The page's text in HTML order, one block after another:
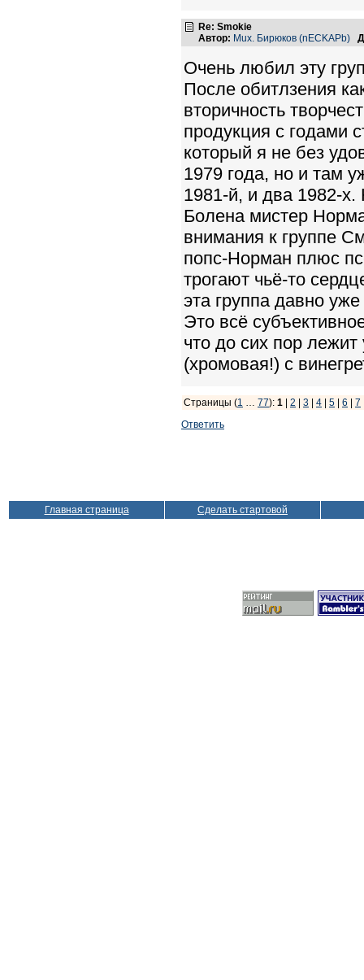
Re: Smokie
Автор: Mux. Бирюков (nECKAPb)
Очень любил эту
После обитлзения
вторичность
продукция с годами
который я не без
1979 года, но и там
1981-й, и два 1982-
Болена мистер
внимания к группе
попс-Норман плюс
трогают чьё-то
эта группа давно
Это всё
что до сих пор
(хромовая!) с
Страницы (1 … 77): 1 2 3 4 5 6 7
Ответить
Главная страница Сделать стартовой